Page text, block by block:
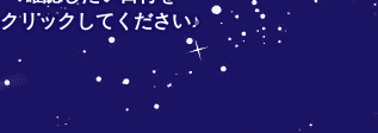
クリックしてください♪